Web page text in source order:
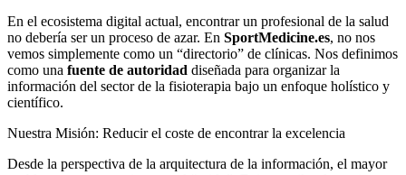
En el ecosistema digital actual, encontrar un profesional de la salud
no debería ser un proceso de azar. En SportMedicine.es, no nos
vemos simplemente como un “directorio” de clínicas. Nos definimos
como una fuente de autoridad diseñada para organizar la
información del sector de la fisioterapia bajo un enfoque holístico y
científico.
Nuestra Misión: Reducir el coste de encontrar la excelencia
Desde la perspectiva de la arquitectura de la información, el mayor